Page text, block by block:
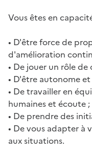
Vous êtes en
• D'être force de
d'amélioration
• De jouer un rôle
• D'être autonome
• De travailler en
humaines et écoute ;
• De prendre des
• De vous adapter à
aux situations.